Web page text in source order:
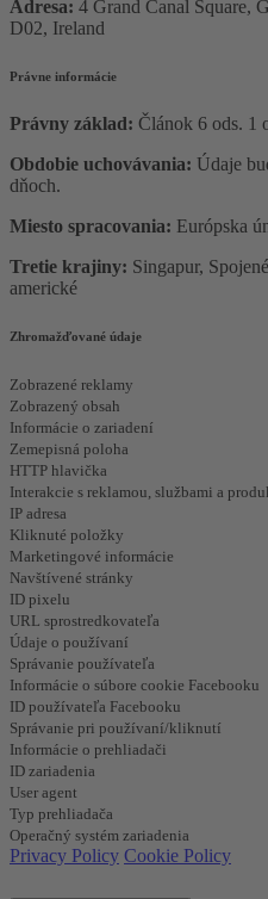
Adresa: 4 Grand Canal Square,
D02, Ireland
Právne informácie
Právny základ: Článok 6 ods. 1
Obdobie uchovávania: Údaje
dňoch.
Miesto spracovania: Európska
Tretie krajiny: Singapur,
americké
Zhromažďované údaje
Zobrazené reklamy
Zobrazený obsah
Informácie o zariadení
Zemepisná poloha
HTTP hlavička
Interakcie s reklamou, službami a
IP adresa
Kliknuté položky
Marketingové informácie
Navštívené stránky
ID pixelu
URL sprostredkovateľa
Údaje o používaní
Správanie používateľa
Informácie o súbore cookie Facebooku
ID používateľa Facebooku
Správanie pri používaní/kliknutí
Informácie o prehliadači
ID zariadenia
User agent
Typ prehliadača
Operačný systém zariadenia
Privacy Policy Cookie Policy